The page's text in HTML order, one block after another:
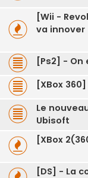
[Wii -
va innover
[Ps2] - On
[XBox
Le
Ubisoft
[XBox
[DS] - La